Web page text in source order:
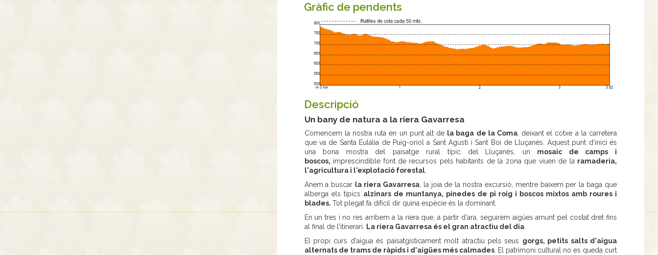
Gràfic de pendents
Descripció
Un bany de natura a la riera Gavarresa
Comencem la nostra ruta en un punt alt de la baga de la Coma, deixant el cotxe a la carretera
que va de Santa Eulàlia de Puig-oriol a Sant Agustí i Sant Boi de Lluçanès. Aquest punt d'inici és
una bona mostra del paisatge rural típic del Lluçanès, un mosaic de camps i
boscos, imprescindible font de recursos pels habitants de la zona que viuen de la ramaderia,
l'agricultura i l'explotació forestal.
Anem a buscar la riera Gavarresa, la joia de la nostra excursió, mentre baixem per la baga que
alberga els típics alzinars de muntanya, pinedes de pi roig i boscos mixtos amb roures i
blades. Tot plegat fa difícil dir quina espècie és la dominant.
En un tres i no res arribem a la riera que, a partir d'ara, seguirem aigües amunt pel costat dret fins
al final de l'itinerari. La riera Gavarresa és el gran atractiu del dia.
El propi curs d'aigua és paisatgísticament molt atractiu pels seus gorgs, petits salts d'aigua
alternats de trams de ràpids i d'aigües més calmades. El patrimoni cultural no es queda curt